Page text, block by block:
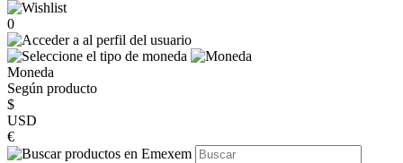
0
Moneda
Según producto
$
USD
€